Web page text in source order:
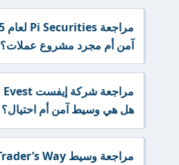
آمن أم مجرد مشروع عملات؟
هل هي وسيط آمن أم احتيال؟